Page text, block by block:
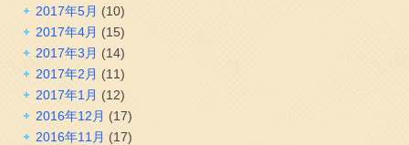
2017年5月 (10)
2017年4月 (15)
2017年3月 (14)
2017年2月 (11)
2017年1月 (12)
2016年12月 (17)
2016年11月 (17)